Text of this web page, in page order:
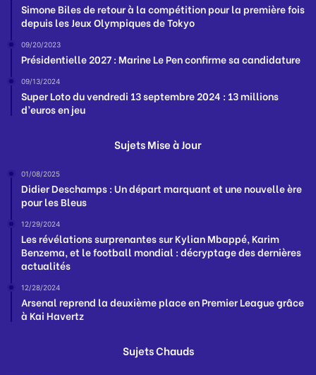
Simone Biles de retour à la compétition pour la première fois
depuis les Jeux Olympiques de Tokyo
09/20/2023
Présidentielle 2027 : Marine Le Pen confirme sa candidature
09/13/2024
Super Loto du vendredi 13 septembre 2024 : 13 millions
d’euros en jeu
Sujets Mise à Jour
01/08/2025
Didier Deschamps : Un départ marquant et une nouvelle ère
pour les Bleus
12/29/2024
Les révélations surprenantes sur Kylian Mbappé, Karim
Benzema, et le football mondial : décryptage des dernières
actualités
12/28/2024
Arsenal reprend la deuxième place en Premier League grâce
à Kai Havertz
Sujets Chauds